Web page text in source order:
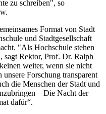
zu schreiben", so
Format von Stadt
und Stadtgesellschaft
"Als Hochschule stehen
Rektor, Prof. Dr. Ralph
weiter, wenn sie nicht
Forschung transparent
die Menschen der Stadt und
– Die Nacht der
dafür“.